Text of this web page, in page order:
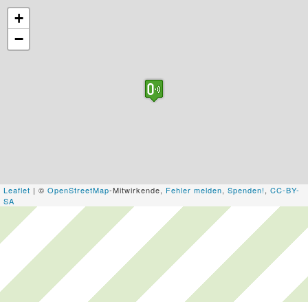
+
−
Leaflet | © OpenStreetMap-Mitwirkende, Fehler melden, Spenden!, CC-BY-
SA